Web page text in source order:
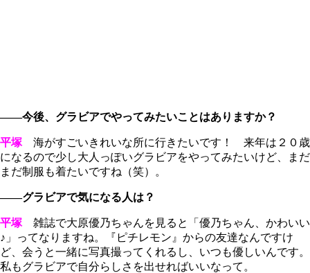
――今後、グラビアでやってみたいことはありますか？
平塚海がすごいきれいな所に行きたいです！ 来年は２０歳
になるので少し大人っぽいグラビアをやってみたいけど、まだ
まだ制服も着たいですね（笑）。
――グラビアで気になる人は？
平塚雑誌で大原優乃ちゃんを見ると「優乃ちゃん、かわいい
♪」ってなりますね。『ピチレモン』からの友達なんですけ
ど、会うと一緒に写真撮ってくれるし、いつも優しいんです。
私もグラビアで自分らしさを出せればいいなって。